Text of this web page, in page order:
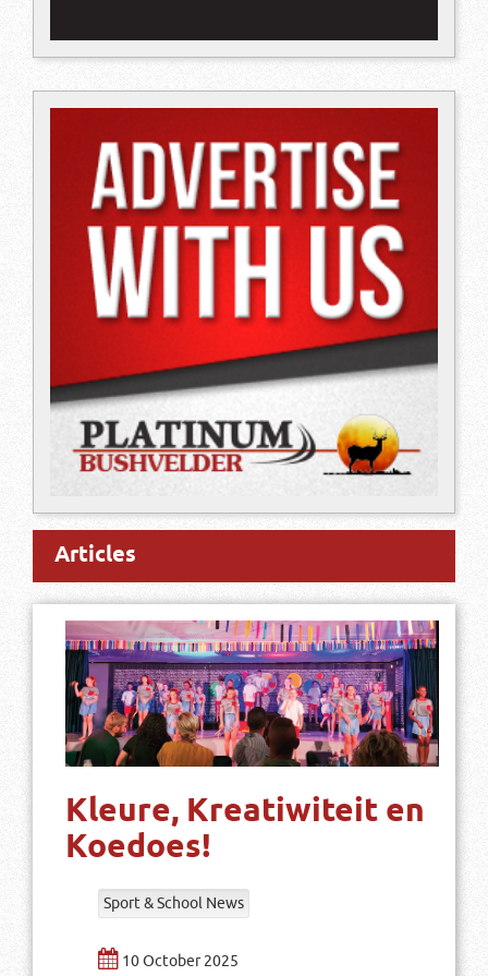
Articles
Kleure, Kreatiwiteit en
Koedoes!
Sport & School News
10 October 2025